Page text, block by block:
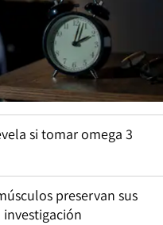
si tomar omega 3
preservan sus